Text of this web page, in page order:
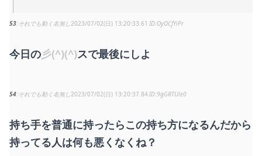
53 それでも動く名無し2023/07/02(日) 13:20:33.61 OyOCfYiPr
今日の彡(^)(^)スで最後にしよ
54 それでも動く名無し2023/07/02(日) 13:20:37.84 9gGRTUle0
持ち手を普通に持ったらこの持ち方になるんだから
持ってる人は何も悪くなくね？